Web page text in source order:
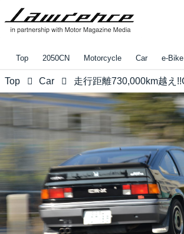
Top 2050CN Motorcycle Car e-Bike
Top Car